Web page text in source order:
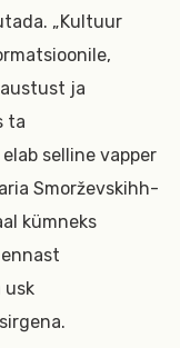
„Kultuur
ja
ta
selline vapper
Smorževskihh-
kümneks
usk